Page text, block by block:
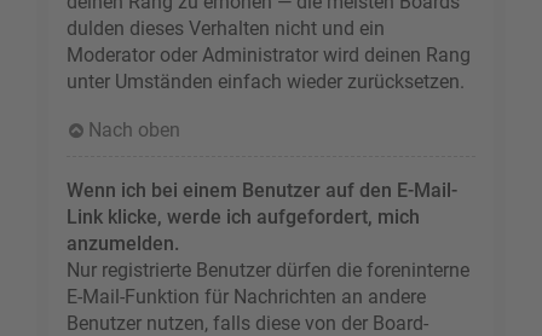
dulden dieses Verhalten nicht und ein
Moderator oder Administrator wird deinen Rang
unter Umständen einfach wieder zurücksetzen.
Nach oben
Wenn ich bei einem Benutzer auf den E-Mail-
Link klicke, werde ich aufgefordert, mich
anzumelden.
Nur registrierte Benutzer dürfen die foreninterne
E-Mail-Funktion für Nachrichten an andere
Benutzer nutzen, falls diese von der Board-